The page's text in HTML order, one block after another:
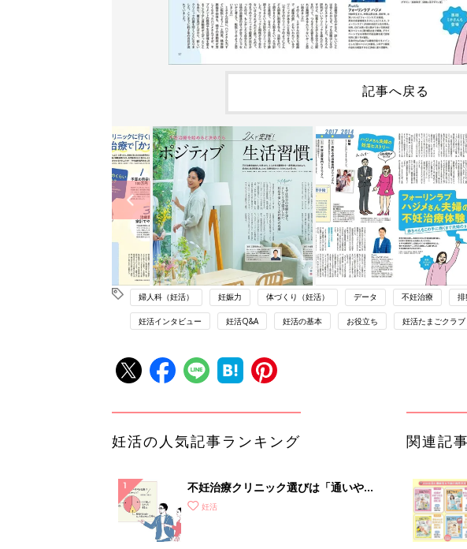
記事へ戻る
婦人科（妊活） 妊娠力 体づくり（妊活） データ 不妊治療 排
妊活インタビュー 妊活Q&A 妊活の基本 お役立ち 妊活たまごクラブ
妊活の人気記事ランキング
不妊治療クリニック選びは「通いやす
さ」が大切！選び方、重要3カ条っ
妊活
関連記事